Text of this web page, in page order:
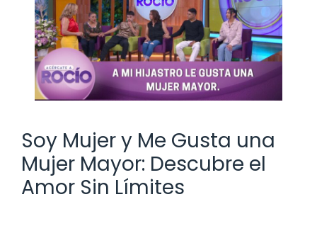
Soy Mujer y Me Gusta una
Mujer Mayor: Descubre el
Amor Sin Límites